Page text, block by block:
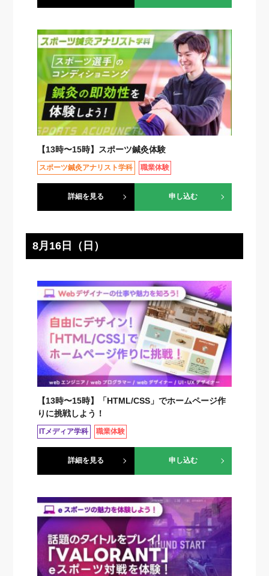
【13時〜15時】スポーツ鍼灸体験
スポーツ鍼灸アナリスト学科 職業体験
詳細を見る 申し込む
8月16日（日）
【13時〜15時】「HTML/CSS」でホームページ作
りに挑戦しよう！
ITメディア学科 職業体験
詳細を見る 申し込む